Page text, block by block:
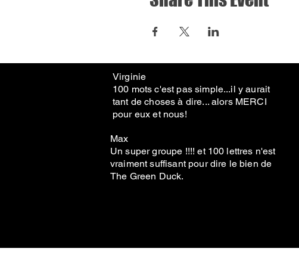
Virginie
100 mots c'est pas simple...il y aurait
tant de choses à dire... alors MERCI
pour eux et nous!
Max
Un super groupe !!!! et 100 lettres n'est
vraiment suffisant pour dire le bien de
The Green Duck.